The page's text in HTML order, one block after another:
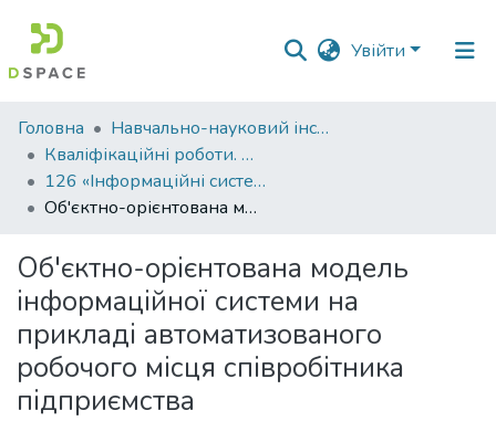
Увійти
Фонди
та
зібрання
Пошук за критеріями
Статистика
Головна
Навчально-науковий інститут економіки, управління, права та інформаційних технологій
Кваліфікаційні роботи. ННІ економіки, управління, права та ІТ
126 «Інформаційні системи та технології» - Магістри 2024-2025
Об'єктно-орієнтована модель інформаційної системи на прикладі автоматизованого робочого місця співробітника підприємства
Об'єктно-орієнтована модель
інформаційної системи на
прикладі автоматизованого
робочого місця співробітника
підприємства